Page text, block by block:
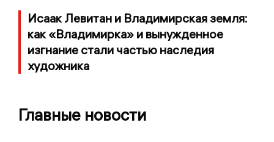
Исаак Левитан и Владимирская земля:
как «Владимирка» и вынужденное
изгнание стали частью наследия
художника
Главные новости